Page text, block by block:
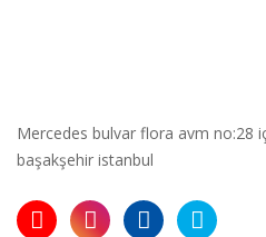
Mercedes bulvar flora avm no:28
başakşehir istanbul